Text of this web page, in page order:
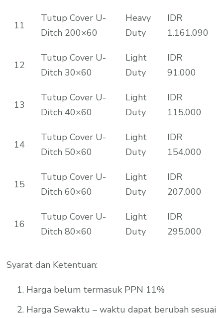
11
Tutup Cover U-
Ditch 200×60
Heavy
Duty
IDR
1.161.090
12
Tutup Cover U-
Ditch 30×60
Light
Duty
IDR
91.000
13
Tutup Cover U-
Ditch 40×60
Light
Duty
IDR
115.000
14
Tutup Cover U-
Ditch 50×60
Light
Duty
IDR
154.000
15
Tutup Cover U-
Ditch 60×60
Light
Duty
IDR
207.000
16
Tutup Cover U-
Ditch 80×60
Light
Duty
IDR
295.000
Syarat dan Ketentuan:
Harga belum termasuk PPN 11%
Harga Sewaktu – waktu dapat berubah sesuai